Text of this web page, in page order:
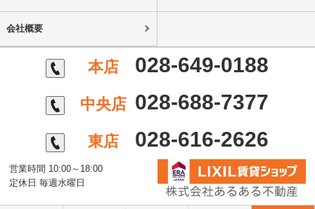
会社概要
本店 028-649-0188
中央店 028-688-7377
東店 028-616-2626
営業時間 10:00～18:00
定休日 毎週水曜日